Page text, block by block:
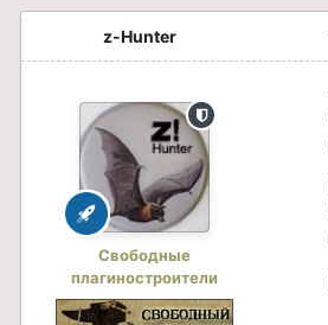
z-Hunter
Свободные
плагиностроители